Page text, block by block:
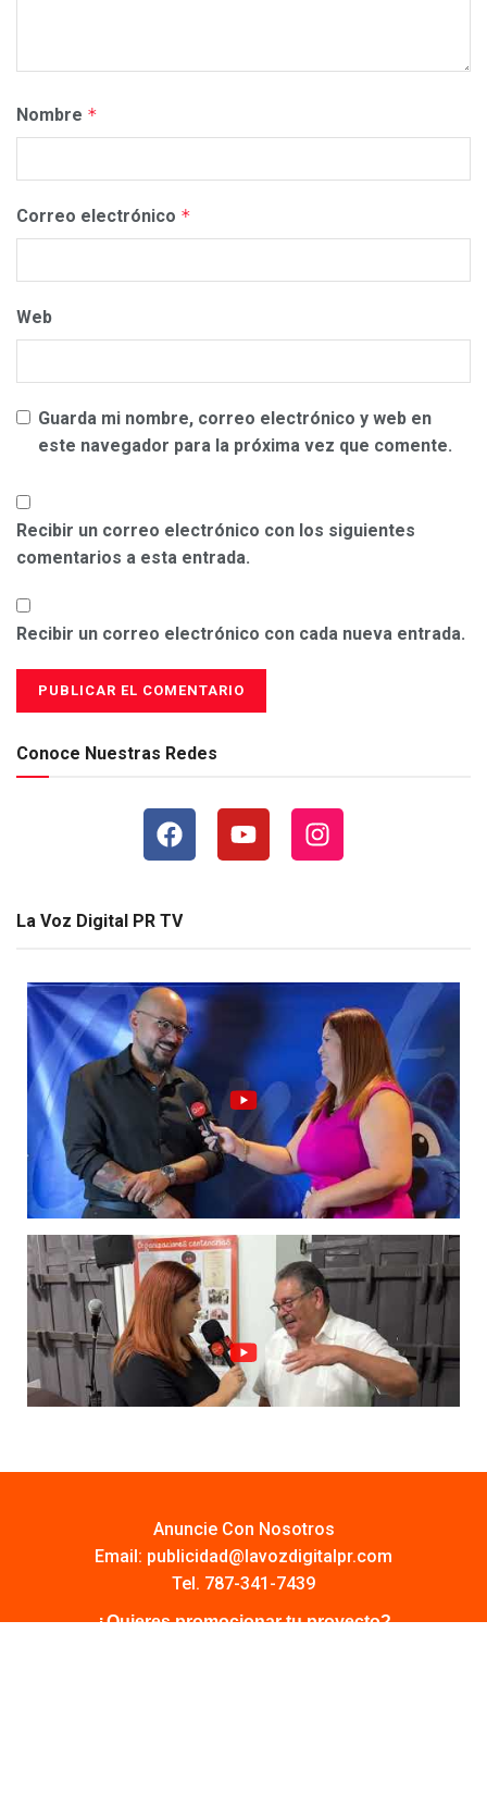
Nombre *
Correo electrónico *
Web
Guarda mi nombre, correo electrónico y web en
este navegador para la próxima vez que comente.
Recibir un correo electrónico con los siguientes
comentarios a esta entrada.
Recibir un correo electrónico con cada nueva entrada.
Conoce Nuestras Redes
La Voz Digital PR TV
Anuncie Con Nosotros
Email: publicidad@lavozdigitalpr.com
Tel. 787-341-7439
¿Quieres promocionar tu proyecto?